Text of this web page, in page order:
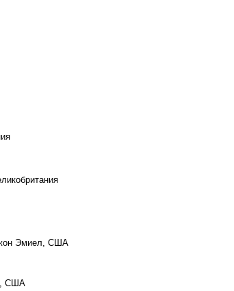
Эмиел, США
США